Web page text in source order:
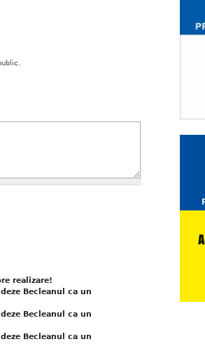
realizare!
Becleanul ca un
Becleanul ca un
Becleanul ca un